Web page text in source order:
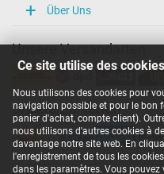
Ce site utilise des
Nous utilisons des cookies pour
navigation possible et pour le bon
panier d'achat, compte client).
nous utilisons d'autres cookies à
davantage notre site web. En
l'enregistrement de tous les
dans les paramètres. Vous
Über Uns
Unsere Versandarten
Unsere Zahlarten